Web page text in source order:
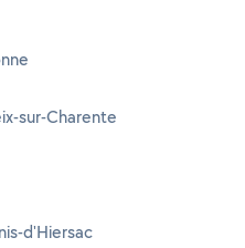
sur-Charente
d'Hiersac